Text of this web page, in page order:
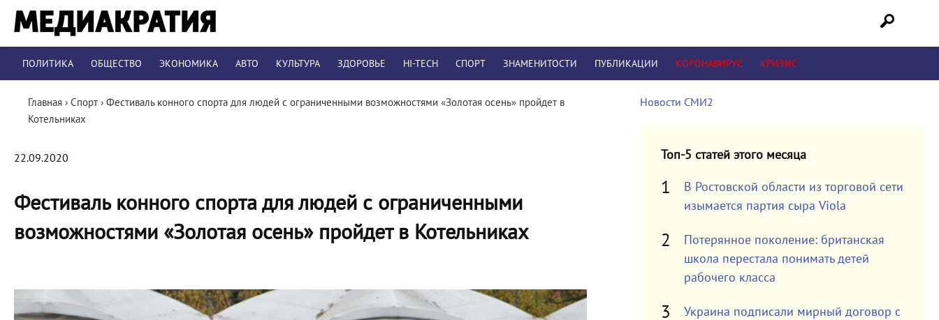
ПОЛИТИКА ОБЩЕСТВО ЭКОНОМИКА АВТО КУЛЬТУРА ЗДОРОВЬЕ HI-TECH СПОРТ ЗНАМЕНИТОСТИ ПУБЛИКАЦИИ КОРОНАВИРУС КРИЗИС
Главная › Спорт › Фестиваль конного спорта для людей с ограниченными возможностями «Золотая осень» пройдет в
Котельниках
22.09.2020
Фестиваль конного спорта для людей с ограниченными
возможностями «Золотая осень» пройдет в Котельниках
Новости СМИ2
Топ-5 статей этого месяца
В Ростовской области из торговой сети
изымается партия сыра Viola
Потерянное поколение: британская
школа перестала понимать детей
рабочего класса
Украина подписали мирный договор с